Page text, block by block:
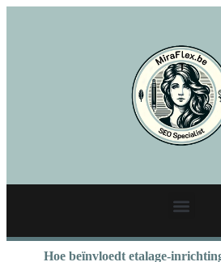
Hoe beïnvloedt etalage-